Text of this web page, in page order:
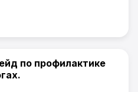
по профилактике